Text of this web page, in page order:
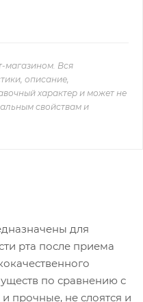
магазином. Вся
описание,
характер и может не
свойствам и
для
рта после приема
по сравнению с
прочные, не слоятся и